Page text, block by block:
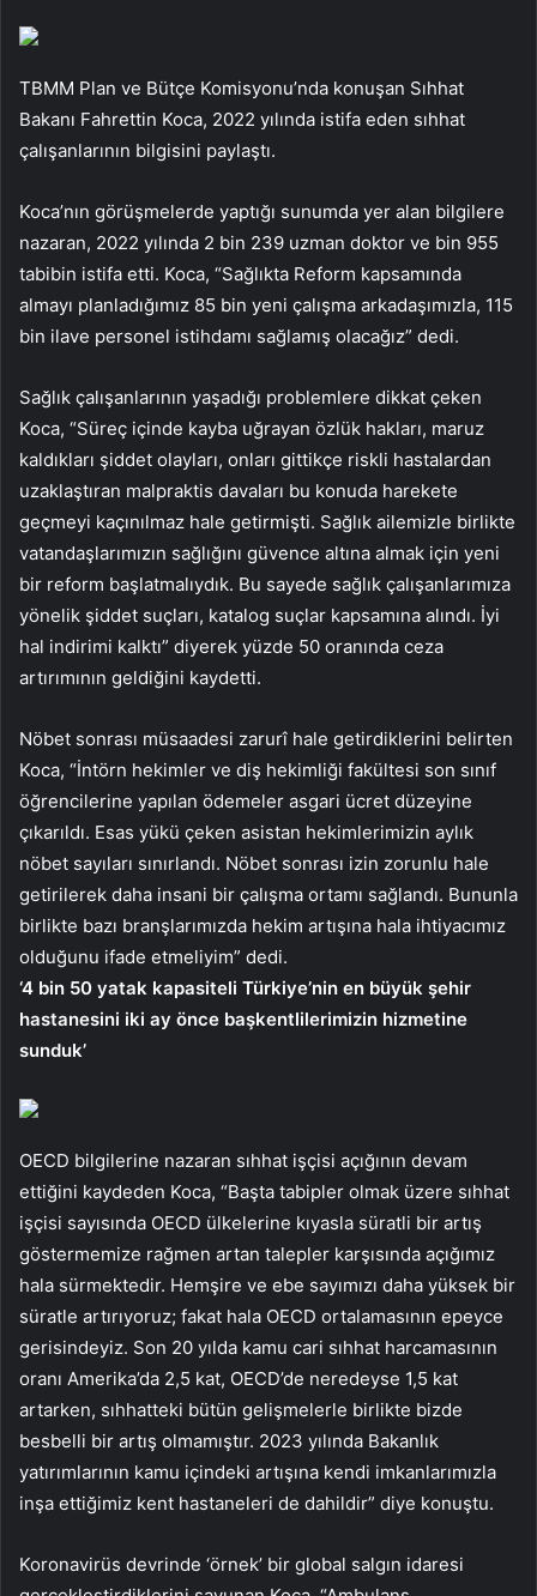
TBMM Plan ve Bütçe Komisyonu’nda konuşan Sıhhat
Bakanı Fahrettin Koca, 2022 yılında istifa eden sıhhat
çalışanlarının bilgisini paylaştı.
Koca’nın görüşmelerde yaptığı sunumda yer alan bilgilere
nazaran, 2022 yılında 2 bin 239 uzman doktor ve bin 955
tabibin istifa etti. Koca, “Sağlıkta Reform kapsamında
almayı planladığımız 85 bin yeni çalışma arkadaşımızla, 115
bin ilave personel istihdamı sağlamış olacağız” dedi.
Sağlık çalışanlarının yaşadığı problemlere dikkat çeken
Koca, “Süreç içinde kayba uğrayan özlük hakları, maruz
kaldıkları şiddet olayları, onları gittikçe riskli hastalardan
uzaklaştıran malpraktis davaları bu konuda harekete
geçmeyi kaçınılmaz hale getirmişti. Sağlık ailemizle birlikte
vatandaşlarımızın sağlığını güvence altına almak için yeni
bir reform başlatmalıydık. Bu sayede sağlık çalışanlarımıza
yönelik şiddet suçları, katalog suçlar kapsamına alındı. İyi
hal indirimi kalktı” diyerek yüzde 50 oranında ceza
artırımının geldiğini kaydetti.
Nöbet sonrası müsaadesi zarurî hale getirdiklerini belirten
Koca, “İntörn hekimler ve diş hekimliği fakültesi son sınıf
öğrencilerine yapılan ödemeler asgari ücret düzeyine
çıkarıldı. Esas yükü çeken asistan hekimlerimizin aylık
nöbet sayıları sınırlandı. Nöbet sonrası izin zorunlu hale
getirilerek daha insani bir çalışma ortamı sağlandı. Bununla
birlikte bazı branşlarımızda hekim artışına hala ihtiyacımız
olduğunu ifade etmeliyim” dedi.
‘4 bin 50 yatak kapasiteli Türkiye’nin en büyük şehir
hastanesini iki ay önce başkentlilerimizin hizmetine
sunduk’
OECD bilgilerine nazaran sıhhat işçisi açığının devam
ettiğini kaydeden Koca, “Başta tabipler olmak üzere sıhhat
işçisi sayısında OECD ülkelerine kıyasla süratli bir artış
göstermemize rağmen artan talepler karşısında açığımız
hala sürmektedir. Hemşire ve ebe sayımızı daha yüksek bir
süratle artırıyoruz; fakat hala OECD ortalamasının epeyce
gerisindeyiz. Son 20 yılda kamu cari sıhhat harcamasının
oranı Amerika’da 2,5 kat, OECD’de neredeyse 1,5 kat
artarken, sıhhatteki bütün gelişmelerle birlikte bizde
besbelli bir artış olmamıştır. 2023 yılında Bakanlık
yatırımlarının kamu içindeki artışına kendi imkanlarımızla
inşa ettiğimiz kent hastaneleri de dahildir” diye konuştu.
Koronavirüs devrinde ‘örnek’ bir global salgın idaresi